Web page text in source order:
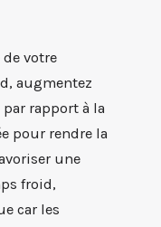
votre
augmentez
rapport à la
pour rendre la
une
froid,
car les